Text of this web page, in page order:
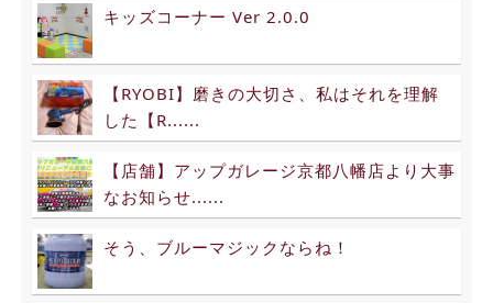
キッズコーナー Ver 2.0.0
【RYOBI】磨きの大切さ、私はそれを理解
した【R......
【店舗】アップガレージ京都八幡店より大事
なお知らせ......
そう、ブルーマジックならね！